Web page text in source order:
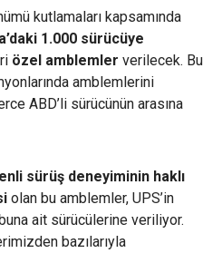
kutlamaları kapsamında
1.000 sürücüye
özel amblemler verilecek. Bu
amblemlerini
ABD’li sürücünün arasına
sürüş deneyiminin haklı
olan bu amblemler, UPS’in
ait sürücülerine veriliyor.
bazılarıyla